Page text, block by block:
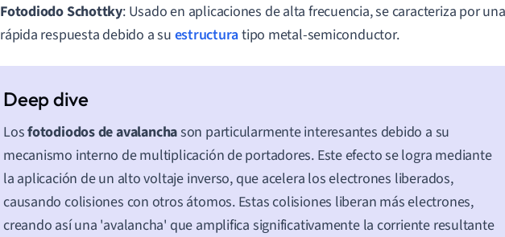
Fotodiodo Schottky: Usado en aplicaciones de alta frecuencia, se caracteriza por una
rápida respuesta debido a su estructuratipo metal-semiconductor.
Losfotodiodos de avalanchason particularmente interesantes debido a su
mecanismo interno de multiplicación de portadores. Este efecto se logra mediante
la aplicación de un alto voltaje inverso, que acelera los electrones liberados,
causando colisiones con otros átomos. Estas colisiones liberan más electrones,
creando así una 'avalancha' que amplifica significativamente la corriente resultante